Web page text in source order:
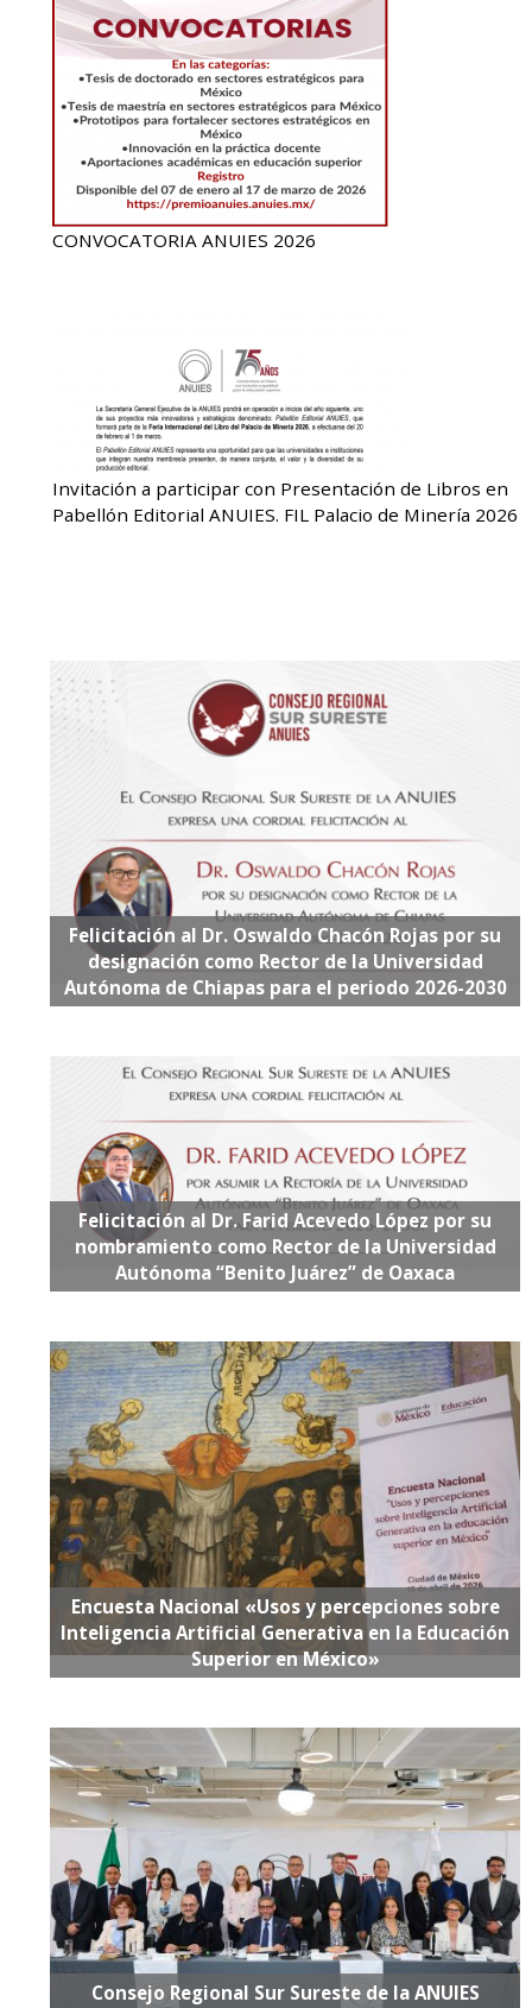
CONVOCATORIA ANUIES 2026
Invitación a participar con Presentación de Libros en
Pabellón Editorial ANUIES. FIL Palacio de Minería 2026
Felicitación al Dr. Oswaldo Chacón Rojas por su
designación como Rector de la Universidad
Autónoma de Chiapas para el periodo 2026-2030
Felicitación al Dr. Farid Acevedo López por su
nombramiento como Rector de la Universidad
Autónoma “Benito Juárez” de Oaxaca
Encuesta Nacional «Usos y percepciones sobre
Inteligencia Artificial Generativa en la Educación
Superior en México»
Consejo Regional Sur Sureste de la ANUIES